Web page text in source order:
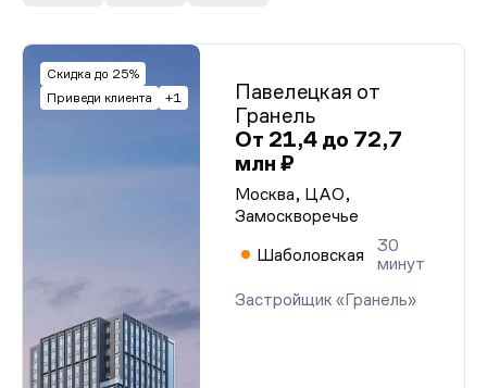
Скидка до 25%
Приведи клиента
+1
Павелецкая от
Гранель
От 21,4 до 72,7
млн ₽
Москва, ЦАО,
Замоскворечье
Шаболовская
30
минут
Застройщик «Гранель»